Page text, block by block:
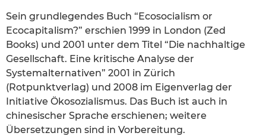
Sein grundlegendes Buch “Ecosocialism or
Ecocapitalism?” erschien 1999 in London (Zed
Books) und 2001 unter dem Titel “Die nachhaltige
Gesellschaft. Eine kritische Analyse der
Systemalternativen” 2001 in Zürich
(Rotpunktverlag) und 2008 im Eigenverlag der
Initiative Ökosozialismus. Das Buch ist auch in
chinesischer Sprache erschienen; weitere
Übersetzungen sind in Vorbereitung.